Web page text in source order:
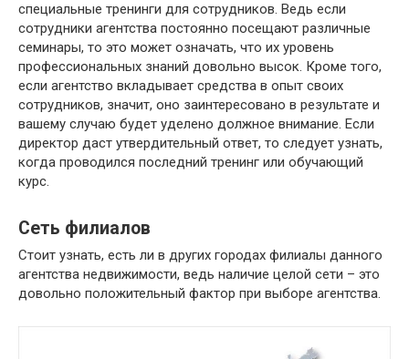
специальные тренинги для сотрудников. Ведь если
сотрудники агентства постоянно посещают различные
семинары, то это может означать, что их уровень
профессиональных знаний довольно высок. Кроме того,
если агентство вкладывает средства в опыт своих
сотрудников, значит, оно заинтересовано в результате и
вашему случаю будет уделено должное внимание. Если
директор даст утвердительный ответ, то следует узнать,
когда проводился последний тренинг или обучающий
курс.
Сеть филиалов
Стоит узнать, есть ли в других городах филиалы данного
агентства недвижимости, ведь наличие целой сети – это
довольно положительный фактор при выборе агентства.